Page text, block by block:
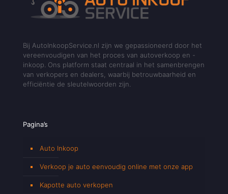
Bij AutoInkoopService.nl zijn we gepassioneerd door het
vereenvoudigen van het proces van autoverkoop en -
inkoop. Ons platform staat centraal in het samenbrengen
van verkopers en dealers, waarbij betrouwbaarheid en
efficiëntie de sleutelwoorden zijn.
Pagina’s
Auto Inkoop
Verkoop je auto eenvoudig online met onze app
Kapotte auto verkopen